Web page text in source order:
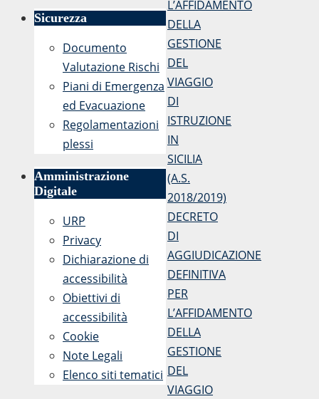
L’AFFIDAMENTO
DELLA
GESTIONE
DEL
VIAGGIO
DI
ISTRUZIONE
IN
SICILIA
(A.S.
2018/2019)
DECRETO
DI
AGGIUDICAZIONE
DEFINITIVA
PER
L’AFFIDAMENTO
DELLA
GESTIONE
DEL
VIAGGIO
Sicurezza
Documento
Valutazione Rischi
Piani di Emergenza
ed Evacuazione
Regolamentazioni
plessi
Amministrazione
Digitale
URP
Privacy
Dichiarazione di
accessibilità
Obiettivi di
accessibilità
Cookie
Note Legali
Elenco siti tematici